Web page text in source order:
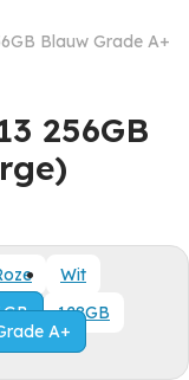
Blauw Grade A+
256GB
Wit
128GB
A+